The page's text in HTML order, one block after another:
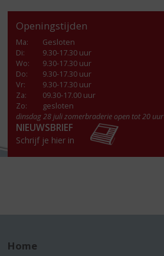
Openingstijden
Ma:
Gesloten
Di:
9.30-17.30 uur
Wo:
9.30-17.30 uur
Do:
9.30-17.30 uur
Vr:
9.30-17.30 uur
Za:
09.30-17.00 uur
Zo:
gesloten
dinsdag 28 juli zomerbraderie open tot 20 uur
NIEUWSBRIEF
Schrijf je hier in
Home